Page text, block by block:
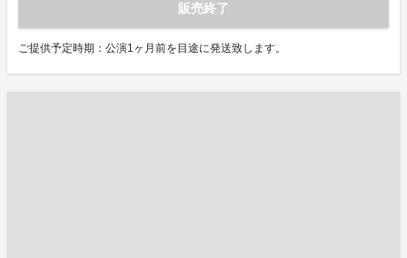
販売終了
ご提供予定時期：公演1ヶ月前を目途に発送致します。